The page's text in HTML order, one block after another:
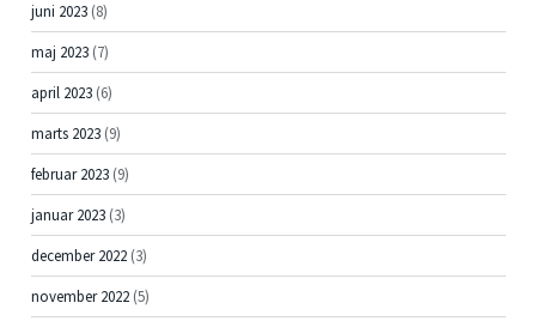
juni 2023 (8)
maj 2023 (7)
april 2023 (6)
marts 2023 (9)
februar 2023 (9)
januar 2023 (3)
december 2022 (3)
november 2022 (5)